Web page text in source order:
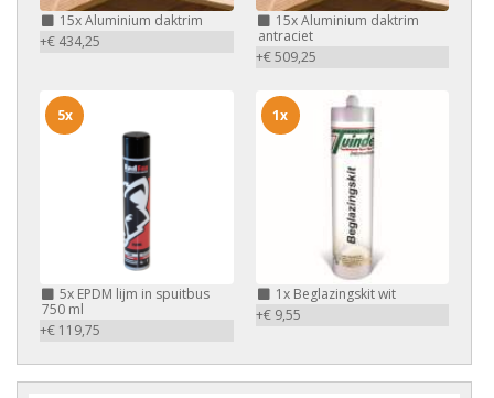
15xAluminium daktrim
+€ 434,25
15xAluminium daktrim
antraciet
+€ 509,25
5x EPDM lijm in spuitbus
750 ml
+€ 119,75
5x
1xBeglazingskit wit
+€ 9,55
1x